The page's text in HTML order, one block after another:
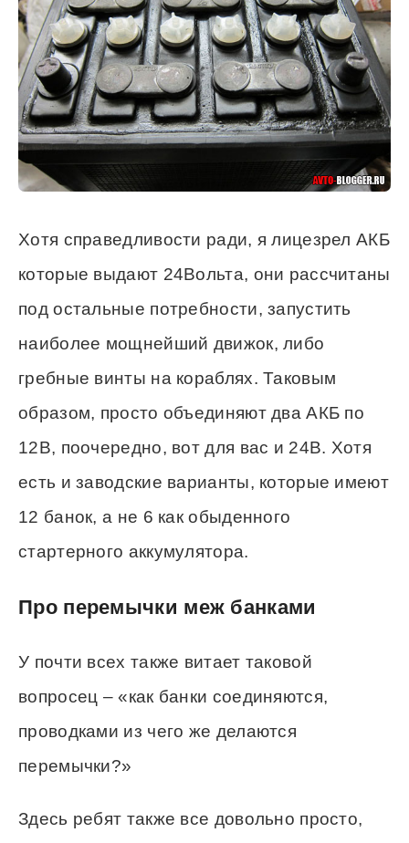
Хотя справедливости ради, я лицезрел АКБ
которые выдают 24Вольта, они рассчитаны
под остальные потребности, запустить
наиболее мощнейший движок, либо
гребные винты на кораблях. Таковым
образом, просто объединяют два АКБ по
12В, поочередно, вот для вас и 24В. Хотя
есть и заводские варианты, которые имеют
12 банок, а не 6 как обыденного
стартерного аккумулятора.
Про перемычки меж банками
У почти всех также витает таковой
вопросец – «как банки соединяются,
проводками из чего же делаются
перемычки?»
Здесь ребят также все довольно просто,